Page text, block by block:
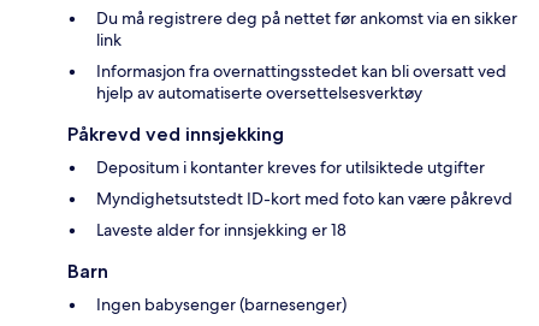
Du må registrere deg på nettet før ankomst via en sikker
link
Informasjon fra overnattingsstedet kan bli oversatt ved
hjelp av automatiserte oversettelsesverktøy
Påkrevd ved innsjekking
Depositum i kontanter kreves for utilsiktede utgifter
Myndighetsutstedt ID-kort med foto kan være påkrevd
Laveste alder for innsjekking er 18
Barn
Ingen babysenger (barnesenger)